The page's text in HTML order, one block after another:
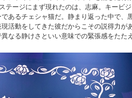
テージにまず現れたのは、志麻。キービ
あるチェシャ猫だ。静まり返った中で、
活動をしてきた彼だからこその説得力が
なる静けさといい意味での緊張感をたた